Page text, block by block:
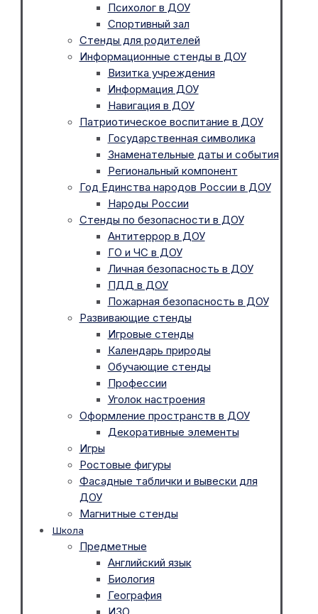
Психолог в ДОУ
Спортивный зал
Стенды для родителей
Информационные стенды в ДОУ
Визитка учреждения
Информация ДОУ
Навигация в ДОУ
Патриотическое воспитание в ДОУ
Государственная символика
Знаменательные даты и события
Региональный компонент
Год Единства народов России в ДОУ
Народы России
Стенды по безопасности в ДОУ
Антитеррор в ДОУ
ГО и ЧС в ДОУ
Личная безопасность в ДОУ
ПДД в ДОУ
Пожарная безопасность в ДОУ
Развивающие стенды
Игровые стенды
Календарь природы
Обучающие стенды
Профессии
Уголок настроения
Оформление пространств в ДОУ
Декоративные элементы
Игры
Ростовые фигуры
Фасадные таблички и вывески для
ДОУ
Магнитные стенды
Школа
Предметные
Английский язык
Биология
География